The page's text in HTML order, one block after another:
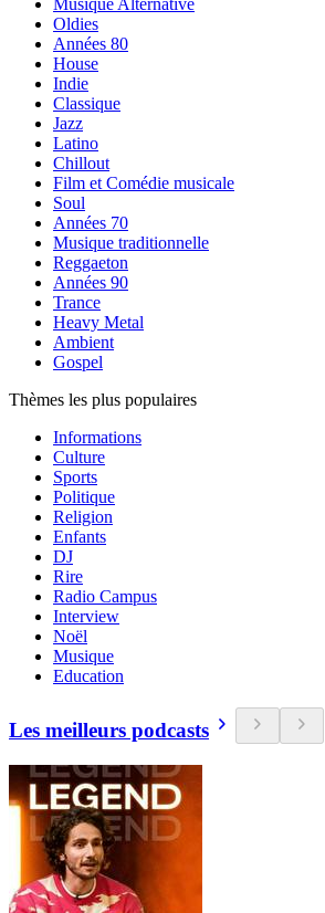
Musique Alternative
Oldies
Années 80
House
Indie
Classique
Jazz
Latino
Chillout
Film et Comédie musicale
Soul
Années 70
Musique traditionnelle
Reggaeton
Années 90
Trance
Heavy Metal
Ambient
Gospel
Thèmes les plus populaires
Informations
Culture
Sports
Politique
Religion
Enfants
DJ
Rire
Radio Campus
Interview
Noël
Musique
Education
Les meilleurs podcasts